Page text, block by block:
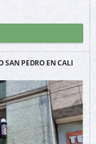
SAN PEDRO EN CALI